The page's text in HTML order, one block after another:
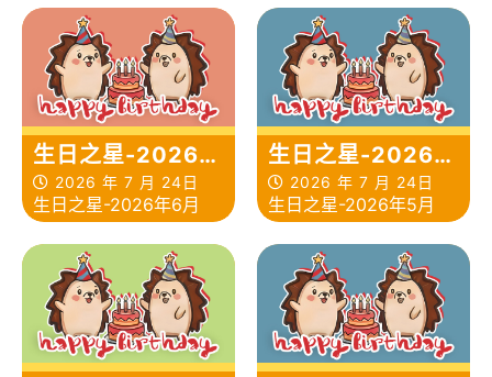
生日之星-2026年
6月2026 年 7 月 24日
生日之星-2026年6月
生日之星-2026年
5月2026 年 7 月 24日
生日之星-2026年5月